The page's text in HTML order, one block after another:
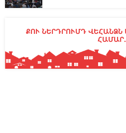
ՔՈՒ ՆԵՐԴՐՈՒՄԴ
ՀԱՄԱՐ.